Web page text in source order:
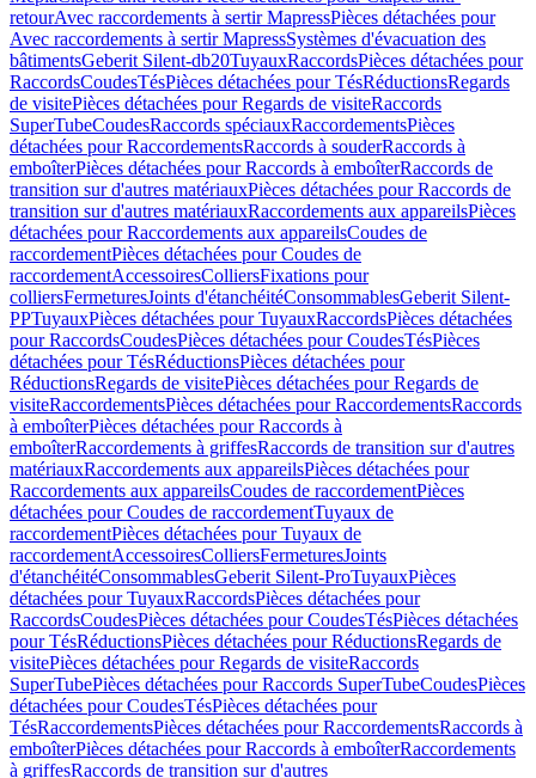
retourAvec raccordements à sertir MapressPièces détachées pour
Avec raccordements à sertir MapressSystèmes d'évacuation des
bâtimentsGeberit Silent-db20TuyauxRaccordsPièces détachées pour
RaccordsCoudesTésPièces détachées pour TésRéductionsRegards
de visitePièces détachées pour Regards de visiteRaccords
SuperTubeCoudesRaccords spéciauxRaccordementsPièces
détachées pour RaccordementsRaccords à souderRaccords à
emboîterPièces détachées pour Raccords à emboîterRaccords de
transition sur d'autres matériauxPièces détachées pour Raccords de
transition sur d'autres matériauxRaccordements aux appareilsPièces
détachées pour Raccordements aux appareilsCoudes de
raccordementPièces détachées pour Coudes de
raccordementAccessoiresColliersFixations pour
colliersFermeturesJoints d'étanchéitéConsommablesGeberit Silent-
PPTuyauxPièces détachées pour TuyauxRaccordsPièces détachées
pour RaccordsCoudesPièces détachées pour CoudesTésPièces
détachées pour TésRéductionsPièces détachées pour
RéductionsRegards de visitePièces détachées pour Regards de
visiteRaccordementsPièces détachées pour RaccordementsRaccords
à emboîterPièces détachées pour Raccords à
emboîterRaccordements à griffesRaccords de transition sur d'autres
matériauxRaccordements aux appareilsPièces détachées pour
Raccordements aux appareilsCoudes de raccordementPièces
détachées pour Coudes de raccordementTuyaux de
raccordementPièces détachées pour Tuyaux de
raccordementAccessoiresColliersFermeturesJoints
d'étanchéitéConsommablesGeberit Silent-ProTuyauxPièces
détachées pour TuyauxRaccordsPièces détachées pour
RaccordsCoudesPièces détachées pour CoudesTésPièces détachées
pour TésRéductionsPièces détachées pour RéductionsRegards de
visitePièces détachées pour Regards de visiteRaccords
SuperTubePièces détachées pour Raccords SuperTubeCoudesPièces
détachées pour CoudesTésPièces détachées pour
TésRaccordementsPièces détachées pour RaccordementsRaccords à
emboîterPièces détachées pour Raccords à emboîterRaccordements
à griffesRaccords de transition sur d'autres